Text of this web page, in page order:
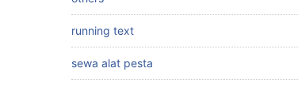
running text
sewa alat pesta